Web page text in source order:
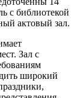
с библиотекой
актовый зал.
Зал с
широкий